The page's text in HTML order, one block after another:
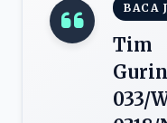
BACA
Tim
033/